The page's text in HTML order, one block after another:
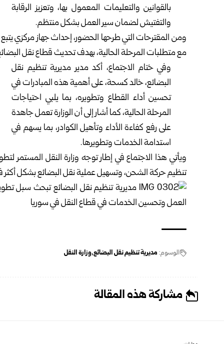
بالقوانين والتعليمات المعمول بها، وتعزيز الرقابة
والتفتيش لضمان سير العمل بشكل منتظم.
ومن المقترحات التي طرحها الحضور، إحداث جهاز مركزي
مع متطلبات المرحلة الحالية، بهدف تحديث قطاع نقل
وفي ختام الاجتماع، أكد مدير مديرية تنظيم نقل
البضائع، خالد كسحة، على أهمية هذه المبادرات في
تحسين أداء القطاع وتطويره، بما يلبي احتياجات
المرحلة الحالية، كما أشار إلى أن الوزارة تعمل جاهدة
على رفع كفاءة الأداء وتأهيل الكوادر، بما يسهم في
استدامة الخدمات وتطويرها.
ويأتي هذا الاجتماع في إطار توجه وزارة النقل المستمر
تنظيم حركة الشحن، وتسهيل عملية نقل البضائع بشكل أكثر
الوسوم: مديرية تنظيم نقل البضائع وزارة النقل
مشاركة هذه المقالة